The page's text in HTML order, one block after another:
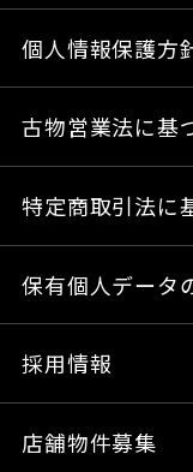
個人情報保護方
古物営業法に基
特定商取引法に
保有個人データ
採用情報
店舗物件募集